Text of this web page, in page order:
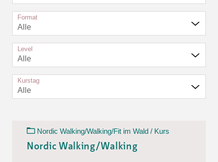
Format
Alle
Level
Alle
Kurstag
Alle
Nordic Walking/Walking/Fit im Wald / Kurs
Nordic Walking/Walking